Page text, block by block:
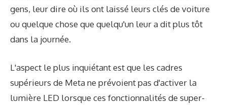
gens, leur dire où ils ont laissé leurs clés de voiture
ou quelque chose que quelqu'un leur a dit plus tôt
dans la journée.
L'aspect le plus inquiétant est que les cadres
supérieurs de Meta ne prévoient pas d'activer la
lumière LED lorsque ces fonctionnalités de super-